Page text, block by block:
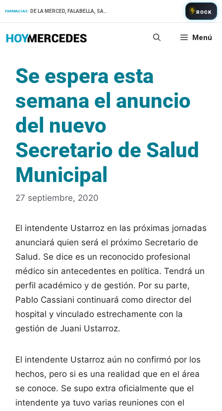
FARMACIAS: ROCK
Menú
Se espera esta
semana el anuncio
del nuevo
Secretario de Salud
Municipal
27 septiembre, 2020
El intendente Ustarroz en las próximas jornadas
anunciará quien será el próximo Secretario de
Salud. Se dice es un reconocido profesional
médico sin antecedentes en política. Tendrá un
perfil académico y de gestión. Por su parte,
Pablo Cassiani continuará como director del
hospital y vinculado estrechamente con la
gestión de Juani Ustarroz.
El intendente Ustarroz aún no confirmó por los
hechos, pero si es una realidad que en el área
se conoce. Se supo extra oficialmente que el
intendente ya tuvo varias reuniones con el